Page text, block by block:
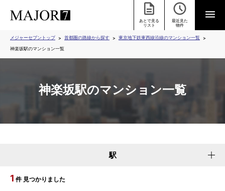
あとで見る
リスト
最近見た
物件
メジャーセブントップ 首都圏の路線から探す
東京地下鉄東西線沿線のマンション一覧
神楽坂駅のマンション一覧
神楽坂駅のマンション一覧
駅
1 件 見つかりました